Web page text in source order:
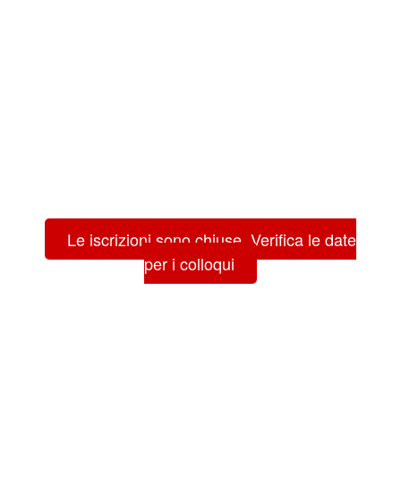
Le iscrizioni sono chiuse. Verifica le date
per i colloqui